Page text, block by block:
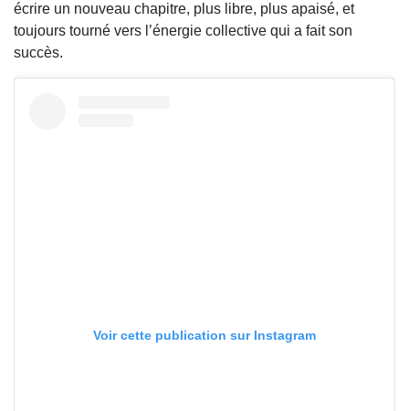
écrire un nouveau chapitre, plus libre, plus apaisé, et
toujours tourné vers l’énergie collective qui a fait son
succès.
Voir cette publication sur Instagram